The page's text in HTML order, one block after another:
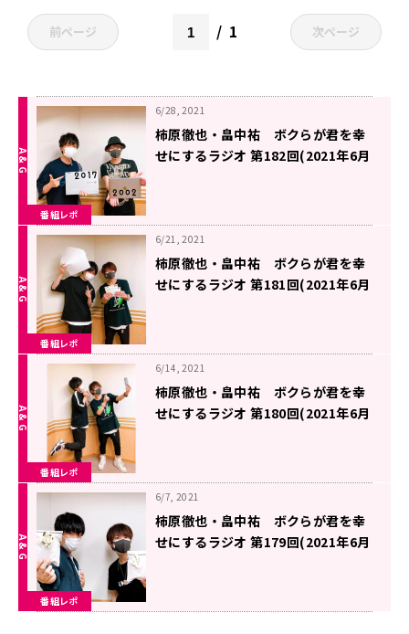
前ページ 1 次ページ
番組レポ
6/28, 2021
柿原徹也・畠中祐 ボクらが君を幸
せにするラジオ 第182回(2021年6月
番組レポ
6/21, 2021
柿原徹也・畠中祐 ボクらが君を幸
せにするラジオ 第181回(2021年6月
番組レポ
6/14, 2021
柿原徹也・畠中祐 ボクらが君を幸
せにするラジオ 第180回(2021年6月
番組レポ
6/7, 2021
柿原徹也・畠中祐 ボクらが君を幸
せにするラジオ 第179回(2021年6月